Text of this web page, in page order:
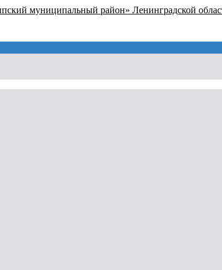
муниципальный район» Ленинградской